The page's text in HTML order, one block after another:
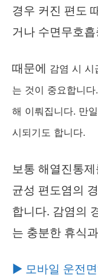
경우 커진 편도
거나 수면무호
때문에 감염 시 시
는 것이 중요합니
해 이뤄집니다. 만
시되기도 합니다.
보통 해열진통
균성 편도염의
합니다. 감염의
는 충분한 휴식
▶ 모바일 운전